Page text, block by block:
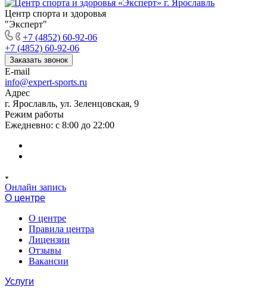
Центр спорта и здоровья
"Эксперт"
+7 (4852) 60-92-06
+7 (4852) 60-92-06
Заказать звонок
E-mail
info@expert-sports.ru
Адрес
г. Ярославль, ул. Зеленцовская, 9
Режим работы
Ежедневно: с 8:00 до 22:00
Онлайн запись
О центре
О центре
Правила центра
Лицензии
Отзывы
Вакансии
Услуги